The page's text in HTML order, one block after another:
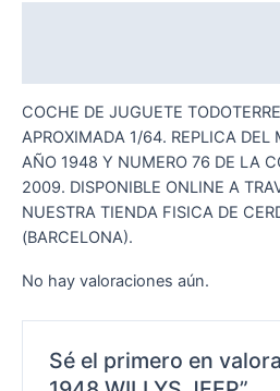
COCHE DE JUGUETE
APROXIMADA 1/64. REPLICA DEL
AÑO 1948 Y NUMERO 76 DE LA
2009. DISPONIBLE ONLINE A
NUESTRA TIENDA FISICA DE
(BARCELONA).
No hay valoraciones aún.
Sé el primero en